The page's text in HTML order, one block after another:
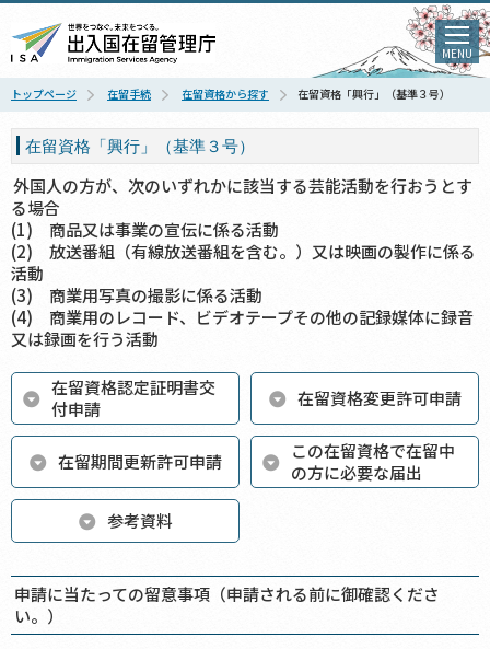
MENU
トップページ 在留手続 在留資格から探す 在留資格「興行」（基準３号）
在留資格「興行」（基準３号）
外国人の方が、次のいずれかに該当する芸能活動を行おうとす
る場合
(1) 商品又は事業の宣伝に係る活動
(2) 放送番組（有線放送番組を含む。）又は映画の製作に係る
活動
(3) 商業用写真の撮影に係る活動
(4) 商業用のレコード、ビデオテープその他の記録媒体に録音
又は録画を行う活動
在留資格認定証明書交
付申請
在留資格変更許可申請
在留期間更新許可申請
この在留資格で在留中
の方に必要な届出
参考資料
申請に当たっての留意事項（申請される前に御確認くださ
い。）